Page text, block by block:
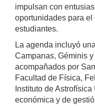
impulsan con
oportunidades para
estudiantes.
La agenda incluyó
Campanas, Géminis
acompañados por
Facultad de Física,
Instituto de
económica y de